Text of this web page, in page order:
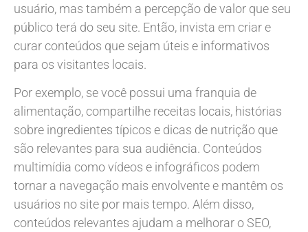
usuário, mas também a percepção de valor que seu
público terá do seu site. Então, invista em criar e
curar conteúdos que sejam úteis e informativos
para os visitantes locais.
Por exemplo, se você possui uma franquia de
alimentação, compartilhe receitas locais, histórias
sobre ingredientes típicos e dicas de nutrição que
são relevantes para sua audiência. Conteúdos
multimídia como vídeos e infográficos podem
tornar a navegação mais envolvente e mantêm os
usuários no site por mais tempo. Além disso,
conteúdos relevantes ajudam a melhorar o SEO,